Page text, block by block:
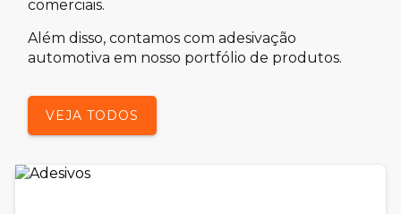
comerciais.
Além disso, contamos com adesivação
automotiva em nosso portfólio de produtos.
VEJA TODOS